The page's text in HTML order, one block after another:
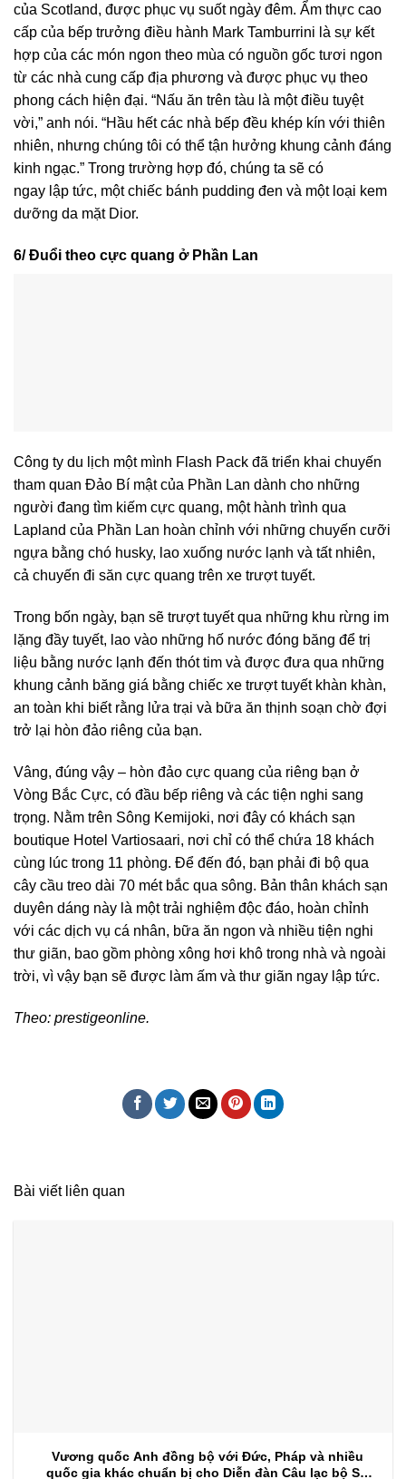
của Scotland, được phục vụ suốt ngày đêm. Ẩm thực cao
cấp của bếp trưởng điều hành Mark Tamburrini là sự kết
hợp của các món ngon theo mùa có nguồn gốc tươi ngon
từ các nhà cung cấp địa phương và được phục vụ theo
phong cách hiện đại. “Nấu ăn trên tàu là một điều tuyệt
vời,” anh nói. “Hầu hết các nhà bếp đều khép kín với thiên
nhiên, nhưng chúng tôi có thể tận hưởng khung cảnh đáng
kinh ngạc.” Trong trường hợp đó, chúng ta sẽ có
ngay lập tức, một chiếc bánh pudding đen và một loại kem
dưỡng da mặt Dior.
6/ Đuổi theo cực quang ở Phần Lan
Công ty du lịch một mình Flash Pack đã triển khai chuyến
tham quan Đảo Bí mật của Phần Lan dành cho những
người đang tìm kiếm cực quang, một hành trình qua
Lapland của Phần Lan hoàn chỉnh với những chuyến cưỡi
ngựa bằng chó husky, lao xuống nước lạnh và tất nhiên,
cả chuyến đi săn cực quang trên xe trượt tuyết.
Trong bốn ngày, bạn sẽ trượt tuyết qua những khu rừng im
lặng đầy tuyết, lao vào những hố nước đóng băng để trị
liệu bằng nước lạnh đến thót tim và được đưa qua những
khung cảnh băng giá bằng chiếc xe trượt tuyết khàn khàn,
an toàn khi biết rằng lửa trại và bữa ăn thịnh soạn chờ đợi
trở lại hòn đảo riêng của bạn.
Vâng, đúng vậy – hòn đảo cực quang của riêng bạn ở
Vòng Bắc Cực, có đầu bếp riêng và các tiện nghi sang
trọng. Nằm trên Sông Kemijoki, nơi đây có khách sạn
boutique Hotel Vartiosaari, nơi chỉ có thể chứa 18 khách
cùng lúc trong 11 phòng. Để đến đó, bạn phải đi bộ qua
cây cầu treo dài 70 mét bắc qua sông. Bản thân khách sạn
duyên dáng này là một trải nghiệm độc đáo, hoàn chỉnh
với các dịch vụ cá nhân, bữa ăn ngon và nhiều tiện nghi
thư giãn, bao gồm phòng xông hơi khô trong nhà và ngoài
trời, vì vậy bạn sẽ được làm ấm và thư giãn ngay lập tức.
Theo: prestigeonline.
Bài viết liên quan
Vương quốc Anh đồng bộ với Đức, Pháp và nhiều
quốc gia khác chuẩn bị cho Diễn đàn Câu lạc bộ Sự